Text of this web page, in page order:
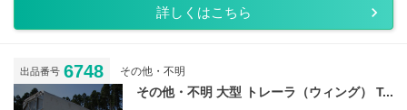
詳しくはこちら
出品番号 6748 その他・不明
その他・不明 大型 トレーラ（ウィング） T...